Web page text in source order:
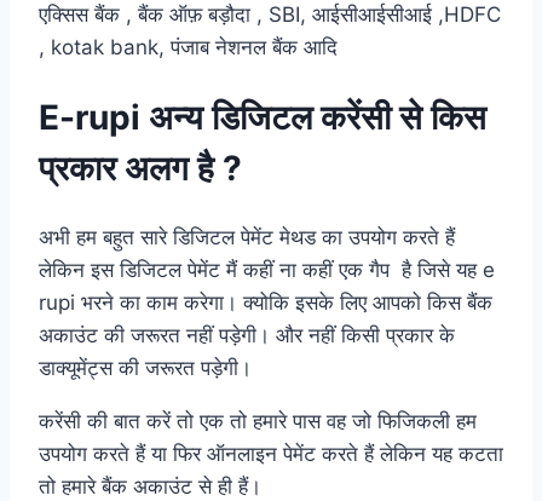
एक्सिस बैंक , बैंक ऑफ़ बड़ौदा , SBI, आईसीआईसीआई ,HDFC
, kotak bank, पंजाब नेशनल बैंक आदि
E-rupi अन्य डिजिटल करेंसी से किस
प्रकार अलग है ?
अभी हम बहुत सारे डिजिटल पेमेंट मेथड का उपयोग करते हैं
लेकिन इस डिजिटल पेमेंट मैं कहीं ना कहीं एक गैप है जिसे यह e
rupi भरने का काम करेगा। क्योकि इसके लिए आपको किस बैंक
अकाउंट की जरूरत नहीं पड़ेगी। और नहीं किसी प्रकार के
डाक्यूमेंट्स की जरूरत पड़ेगी।
करेंसी की बात करें तो एक तो हमारे पास वह जो फिजिकली हम
उपयोग करते हैं या फिर ऑनलाइन पेमेंट करते हैं लेकिन यह कटता
तो हमारे बैंक अकाउंट से ही हैं।